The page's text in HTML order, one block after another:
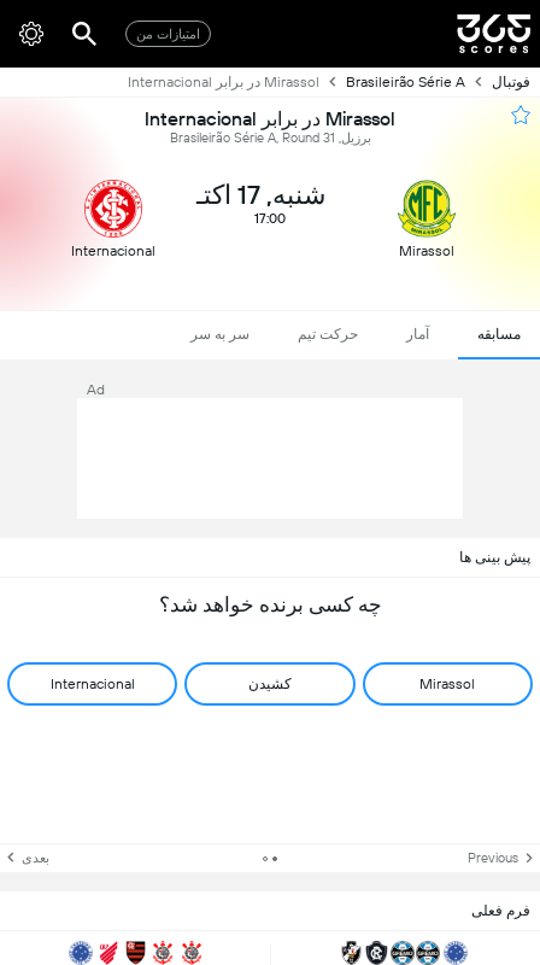
امتیازات من
فوتبال Brasileirão Série A Mirassol در برابر Internacional
Mirassol در برابر Internacional
برزیل, Brasileirão Série A, Round 31
Mirassol
شنبه, 17 اکتـ
17:00
Internacional
مسابقه آمار حرکت تیم سر به سر
Ad
پیش بینی ها
چه کسی برنده خواهد شد؟
Mirassol کشیدن Internacional
Previous بعدی
فرم فعلی